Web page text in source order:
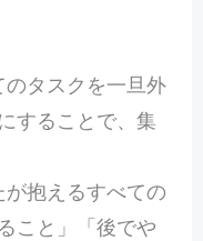
のタスクを一旦外
することで、集
が抱えるすべての
こと」「後でや